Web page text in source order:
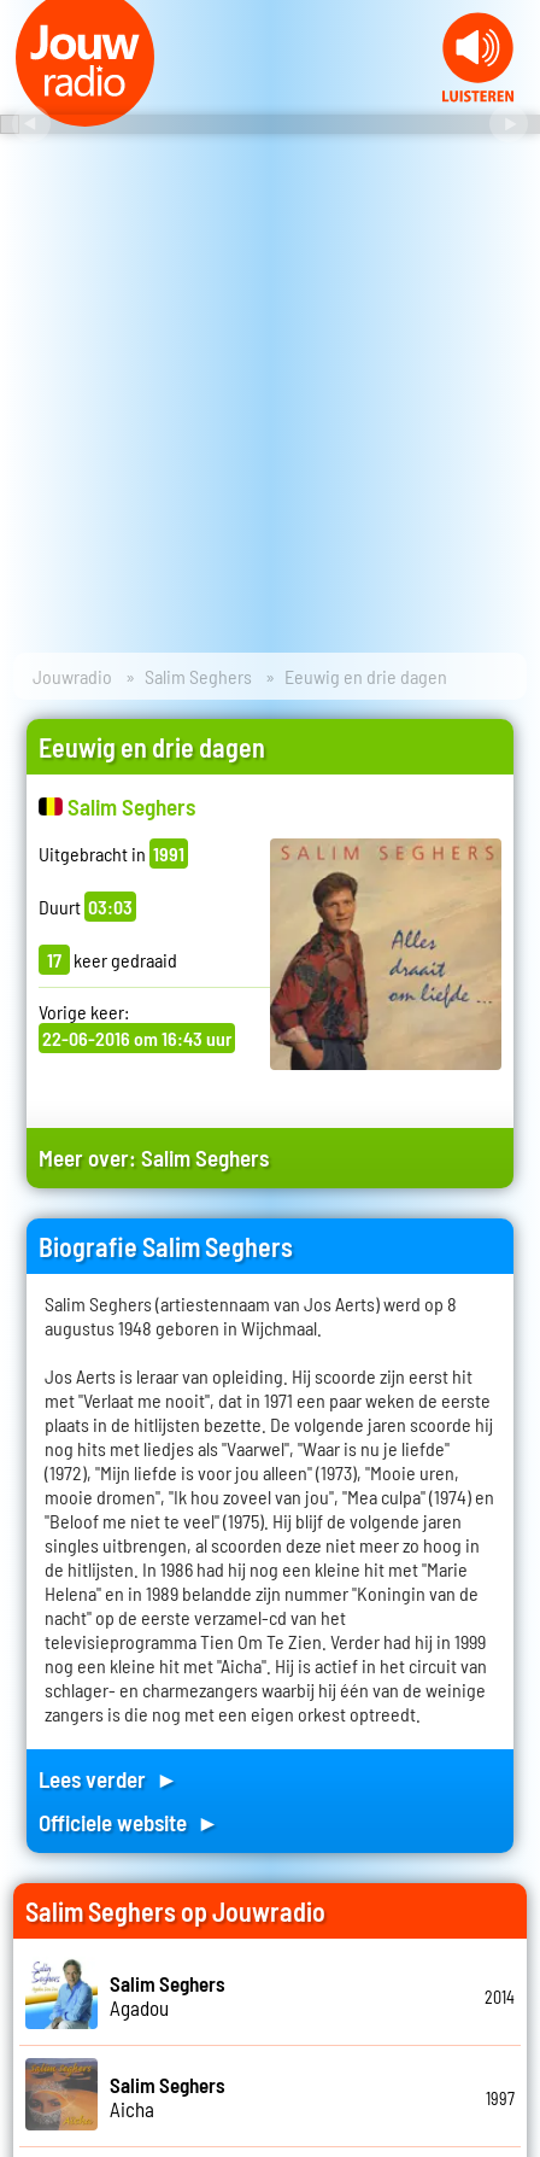
Jouwradio Salim Seghers Eeuwig en drie dagen
Eeuwig en drie dagen
Salim Seghers
Uitgebracht in 1991
Duurt 03:03
17 keer gedraaid
Vorige keer:
22-06-2016 om 16:43 uur
Meer over:Salim Seghers
Biografie Salim Seghers
Salim Seghers (artiestennaam van Jos Aerts) werd op 8
augustus 1948 geboren in Wijchmaal.
Jos Aerts is leraar van opleiding. Hij scoorde zijn eerst hit
met "Verlaat me nooit", dat in 1971 een paar weken de eerste
plaats in de hitlijsten bezette. De volgende jaren scoorde hij
nog hits met liedjes als "Vaarwel", "Waar is nu je liefde"
(1972), "Mijn liefde is voor jou alleen" (1973), "Mooie uren,
mooie dromen", "Ik hou zoveel van jou", "Mea culpa" (1974) en
"Beloof me niet te veel" (1975). Hij blijf de volgende jaren
singles uitbrengen, al scoorden deze niet meer zo hoog in
de hitlijsten. In 1986 had hij nog een kleine hit met "Marie
Helena" en in 1989 belandde zijn nummer "Koningin van de
nacht" op de eerste verzamel-cd van het
televisieprogramma Tien Om Te Zien. Verder had hij in 1999
nog een kleine hit met "Aicha". Hij is actief in het circuit van
schlager- en charmezangers waarbij hij één van de weinige
zangers is die nog met een eigen orkest optreedt.
Lees verder ►
Officiele website ►
Salim Seghers op Jouwradio
Salim Seghers
Agadou
2014
Salim Seghers
Aicha
1997